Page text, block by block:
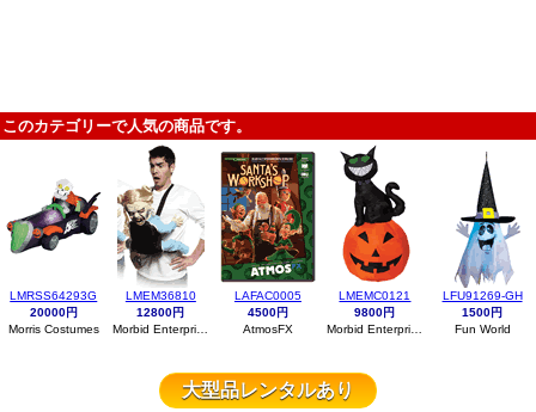
このカテゴリーで人気の商品です。
LMRSS64293G
20000円
Morris Costumes
LMEM36810
12800円
Morbid Enterprises
LAFAC0005
4500円
AtmosFX
LMEMC0121
9800円
Morbid Enterprises
LFU91269-GH
1500円
Fun World
大型品レンタルあり